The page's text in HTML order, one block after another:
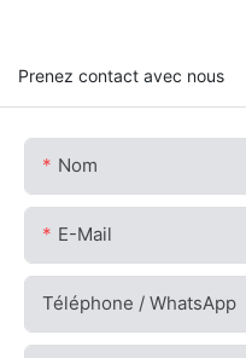
Prenez contact avec nous
Nom
E-Mail
Téléphone / WhatsApp